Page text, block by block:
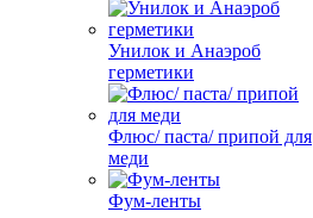
Унилок и Анаэроб
герметики
Флюс/ паста/ припой для
меди
Фум-ленты